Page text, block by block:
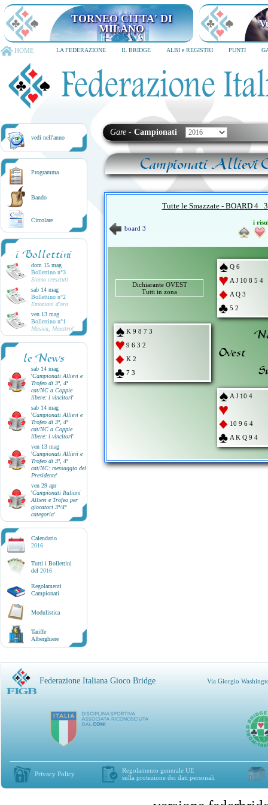
TORNEO CITTA' DI
MILANO
HOME LA FEDERAZIONE IL BRIDGE ALBI e REGISTRI PUNTI
vedi nell'anno
Programma
Bando
Circolare
i Bollettini
dom 15 mag
Bollettino n°3
Siamo cresciuti
sab 14 mag
Bollettino n°2
Emozioni d'oro
ven 13 mag
Bollettino n°1
Musica, Maestro!
le News
sab 14 mag
'Campionati Allievi e
Trofeo di 3ª, 4ª
cat/NC a Coppie
libere: i vincitori'
sab 14 mag
'Campionati Allievi e
Trofeo di 3ª, 4ª
cat/NC a Coppie
libere: i vincitori'
ven 13 mag
'Campionati Allievi e
Trofeo di 3ª, 4ª
cat/NC: messaggio del
Presidente'
ven 29 apr
'Campionati Italiani
Allievi e Trofeo per
giocatori 3ª/4ª
categoria'
Calendario
2016
Tutti i Bollettini
del 2016
Regolamenti
Campionati
Modulistica
Tariffe
Alberghiere
Gare - Campionati
Campionati Allievi
Tutte le Smazzate - BOARD 4
board 3
i
Dichiarante OVEST
Tutti in zona
Q 6
A J 10 8 5 4
A Q 3
5 2
K 9 8 7 3
9 6 3 2
K 2
7 3
Ovest
A J 10 4
10 9 6 4
A K Q 9 4
Federazione Italiana Gioco Bridge Via Giorgio
Privacy Policy
Regolamento generale UE
sulla protezione dei dati personali